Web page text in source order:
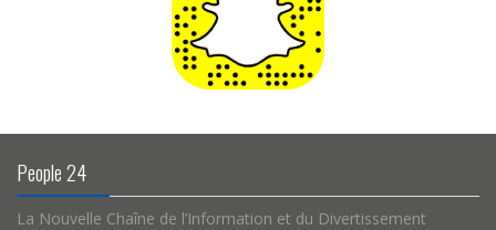
People 24
La Nouvelle Chaîne de l’Information et du Divertissement